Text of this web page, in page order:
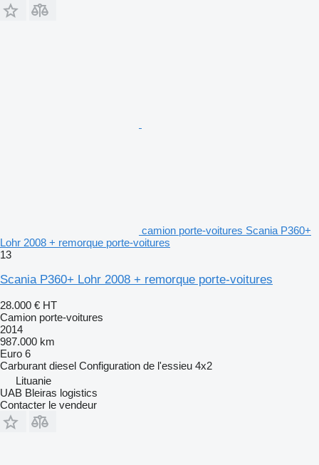
camion porte-voitures Scania P360+
Lohr 2008 + remorque porte-voitures
13
Scania P360+ Lohr 2008 + remorque porte-voitures
28.000 € HT
Camion porte-voitures
2014
987.000 km
Euro 6
Carburant diesel Configuration de l'essieu 4x2
Lituanie
UAB Bleiras logistics
Contacter le vendeur